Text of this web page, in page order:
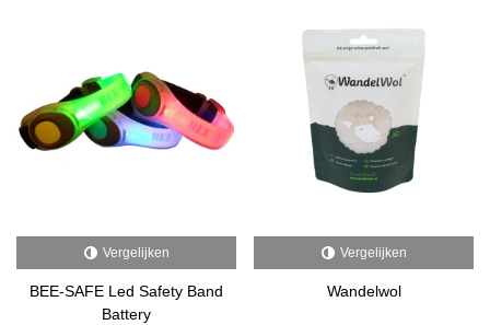
Vergelijken
BEE-SAFE Led Safety Band
Battery
Vergelijken
Wandelwol